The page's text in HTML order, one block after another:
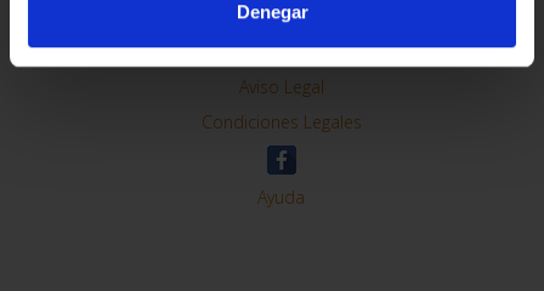
Denegar
Contacto
Preguntas Frequentes (FAQs)
Aviso Legal
Condiciones Legales
Ayuda